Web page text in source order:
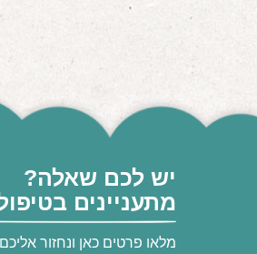
יש לכם שאלה?
מתעניינים
מלאו פרטים כאן ונחזור